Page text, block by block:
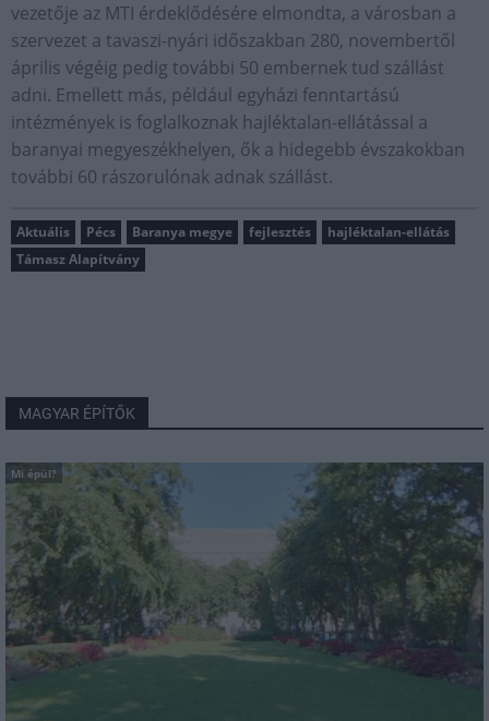
vezetője az MTI érdeklődésére elmondta, a városban a
szervezet a tavaszi-nyári időszakban 280, novembertől
április végéig pedig további 50 embernek tud szállást
adni. Emellett más, például egyházi fenntartású
intézmények is foglalkoznak hajléktalan-ellátással a
baranyai megyeszékhelyen, ők a hidegebb évszakokban
további 60 rászorulónak adnak szállást.
Aktuális Pécs Baranya megye fejlesztés
hajléktalan-ellátás
Támasz Alapítvány
MAGYAR ÉPÍTŐK
Mi épül?